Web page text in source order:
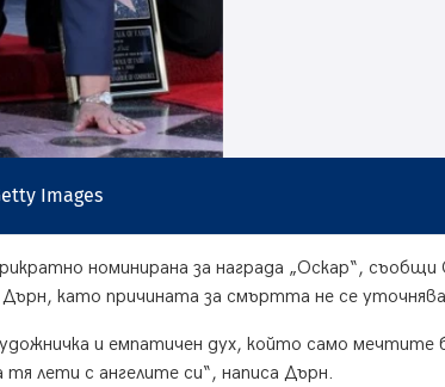
Images
номинирана за награда „Оскар“, съобщи
като причината за смъртта не се
и емпатичен дух, който само мечтите
лети с ангелите си“, написа Дърн.